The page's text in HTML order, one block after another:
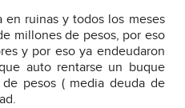
en ruinas y todos los meses
millones de pesos, por eso
y por eso ya endeudaron
auto rentarse un buque
pesos ( media deuda de